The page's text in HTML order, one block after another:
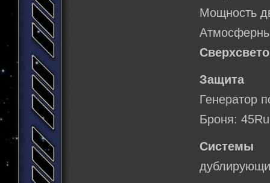
Мощность
Защита
Генератор
Броня: 45Ru
Системы